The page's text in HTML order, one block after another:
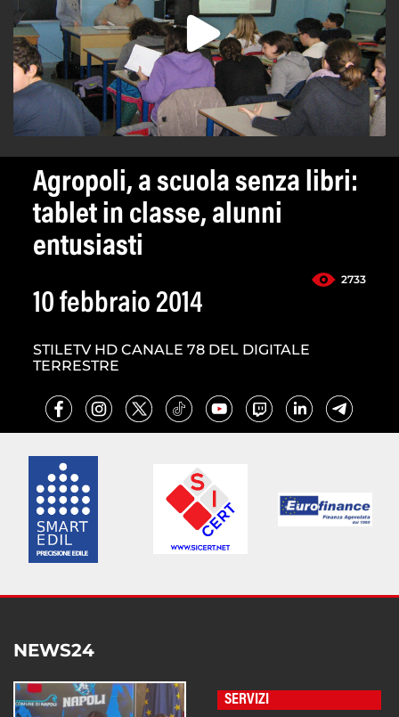
Agropoli, a scuola senza libri:
tablet in classe, alunni
entusiasti
2733
10 febbraio 2014
STILETV HD CANALE 78 DEL DIGITALE
TERRESTRE
NEWS24
SERVIZI